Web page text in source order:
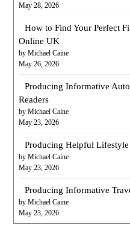
May 28, 2026
How to Find Your Perfect
Online UK
by Michael Caine
May 26, 2026
Producing Informative
Readers
by Michael Caine
May 23, 2026
Producing Helpful
by Michael Caine
May 23, 2026
Producing Informative
by Michael Caine
May 23, 2026